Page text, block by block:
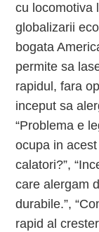
cu locomotiva
globalizarii
bogata
permite sa
rapidul, fara
inceput sa
“Problema e
ocupa in
calatori?”,
care alergam
durabile.”,
rapid al